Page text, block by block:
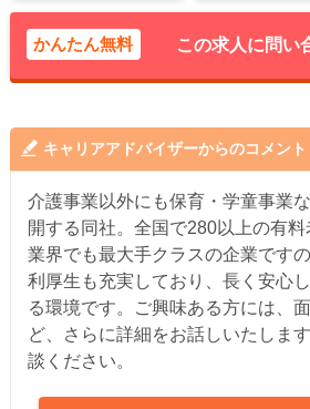
かんたん無料 この求人に問い
キャリアアドバイザーからのコメント
介護事業以外にも保育・学童事業
開する同社。全国で280以上の有
業界でも最大手クラスの企業です
利厚生も充実しており、長く安心
る環境です。ご興味ある方には、
ど、さらに詳細をお話しいたしま
談ください。